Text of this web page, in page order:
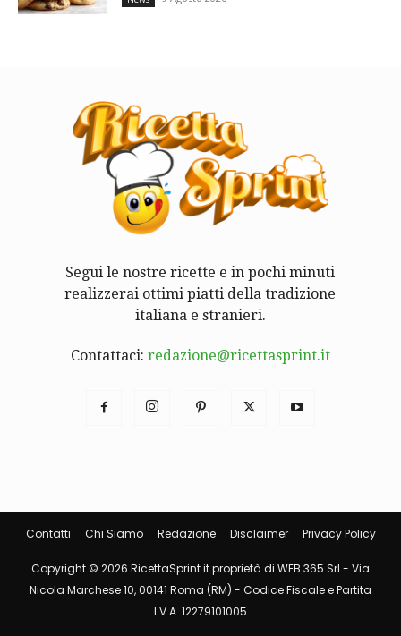
Segui le nostre ricette e in pochi minuti
realizzerai ottimi piatti della tradizione
italiana e stranieri.
Contattaci: redazione@ricettasprint.it
Contatti Chi Siamo Redazione Disclaimer Privacy Policy
Copyright © 2026 RicettaSprint.it proprietà di WEB 365 Srl - Via
Nicola Marchese 10, 00141 Roma (RM) - Codice Fiscale e Partita
I.V.A. 12279101005